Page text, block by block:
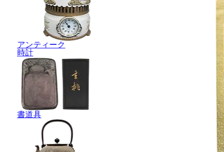
アンティーク
時計
書道具